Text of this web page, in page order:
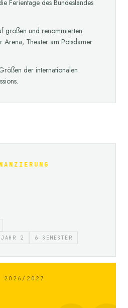
Ferientage des Bundeslandes
großen und renommierten
Theater am Potsdamer
der internationalen
2
6 SEMESTER
2026/2027